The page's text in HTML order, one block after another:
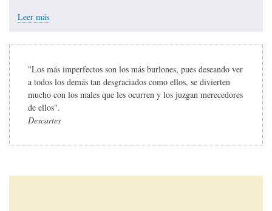
Leer más
"Los más imperfectos son los más burlones, pues deseando ver
a todos los demás tan desgraciados como ellos, se divierten
mucho con los males que les ocurren y los juzgan merecedores
de ellos".
Descartes